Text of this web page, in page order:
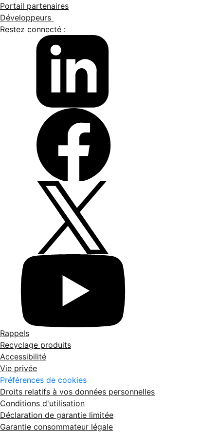
Portail partenaires
Développeurs
Restez connecté :
Rappels
Recyclage produits
Accessibilité
Vie privée
Préférences de cookies
Droits relatifs à vos données personnelles
Conditions d'utilisation
Déclaration de garantie limitée
Garantie consommateur légale